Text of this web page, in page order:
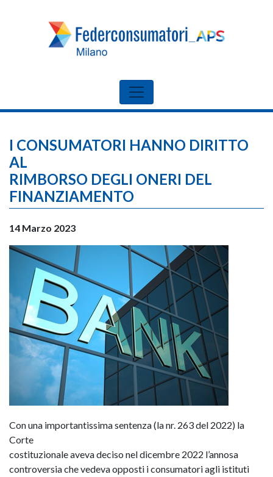
I CONSUMATORI HANNO DIRITTO
AL
RIMBORSO DEGLI ONERI DEL
FINANZIAMENTO
14 Marzo 2023
Con una importantissima sentenza (la nr. 263 del 2022) la
Corte
costituzionale aveva deciso nel dicembre 2022 l’annosa
controversia che vedeva opposti i consumatori agli istituti